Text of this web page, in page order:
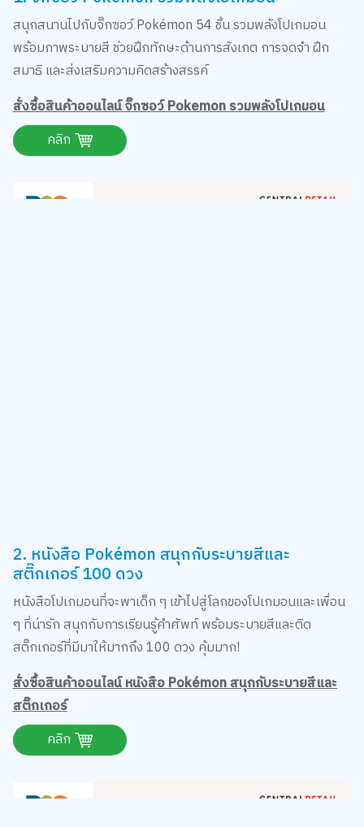
สนุกสนานไปกับจิ๊กซอว์ Pokémon 54 ชิ้น รวมพลังโปเกมอน
พร้อมภาพระบายสี ช่วยฝึกทักษะด้านการสังเกต การจดจำ ฝึก
สมาธิ และส่งเสริมความคิดสร้างสรรค์
สั่งซื้อสินค้าออนไลน์ จิ๊กซอว์ Pokemon รวมพลังโปเกมอน
คลิก
2. หนังสือ Pokémon สนุกกับระบายสีและ
สติ๊กเกอร์ 100 ดวง
หนังสือโปเกมอนที่จะพาเด็ก ๆ เข้าไปสู่โลกของโปเกมอนและเพื่อน
ๆ ที่น่ารัก สนุกกับการเรียนรู้คำศัพท์ พร้อมระบายสีและติด
สติ๊กเกอร์ที่มีมาให้มากถึง 100 ดวง คุ้มมาก!
สั่งซื้อสินค้าออนไลน์ หนังสือ Pokémon สนุกกับระบายสีและ
สติ๊กเกอร์
คลิก